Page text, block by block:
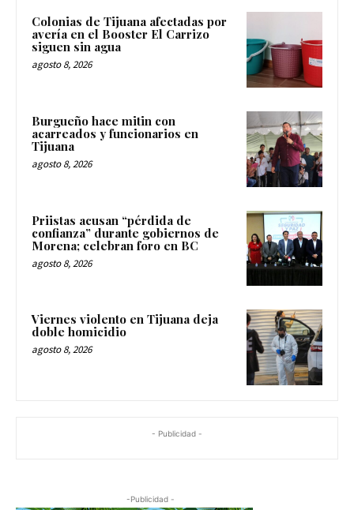
Colonias de Tijuana afectadas por
avería en el Booster El Carrizo
siguen sin agua
agosto 8, 2026
Burgueño hace mitin con
acarreados y funcionarios en
Tijuana
agosto 8, 2026
Priistas acusan “pérdida de
confianza” durante gobiernos de
Morena; celebran foro en BC
agosto 8, 2026
Viernes violento en Tijuana deja
doble homicidio
agosto 8, 2026
- Publicidad -
-Publicidad -